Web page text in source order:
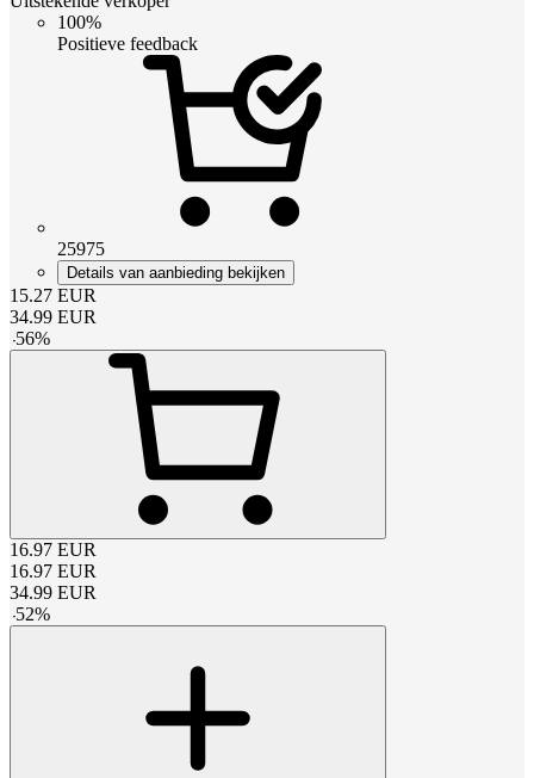
100%
Positieve feedback
25975
Details van aanbieding bekijken
15.27 EUR
34.99 EUR
-56%
16.97 EUR
16.97 EUR
34.99 EUR
-52%